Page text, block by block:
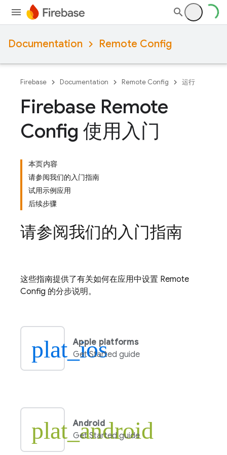
Documentation Remote Config
Firebase Documentation Remote Config 运行
Firebase Remote
Config 使用入门
本页内容
请参阅我们的入门指南
试用示例应用
后续步骤
请参阅我们的入门指南
这些指南提供了有关如何在应用中设置 Remote
Config 的分步说明。
plat_ios
Apple platforms
Get Started guide
plat_android
Android
Get Started guide